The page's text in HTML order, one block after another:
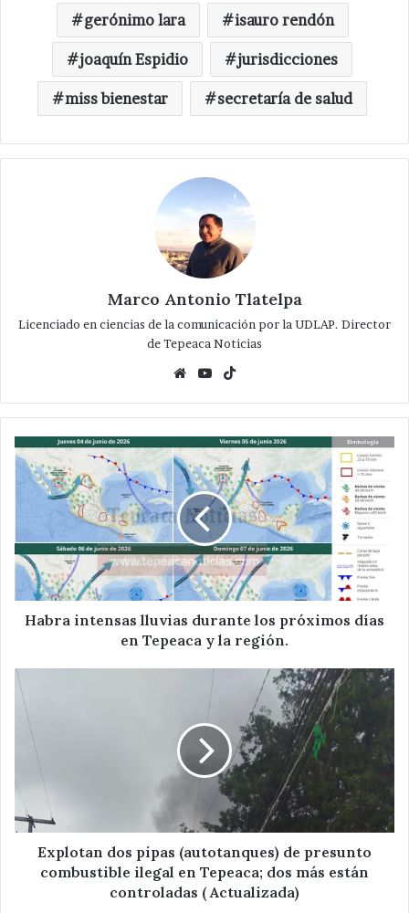
gerónimo lara isauro rendón
joaquín Espidio jurisdicciones
miss bienestar secretaría de salud
Marco Antonio Tlatelpa
Licenciado en ciencias de la comunicación por la UDLAP. Director
de Tepeaca Noticias
WebsiteYouTube
Habra
intensas
lluvias
durante
próximos
días
Tepeaca
Habra intensas lluvias durante los próximos días
en Tepeaca y la región.
Explotan
dos
pipas
(autotanques)
presunto
combustible
ilegal
en
Tepeaca;
Explotan dos pipas (autotanques) de presunto
combustible ilegal en Tepeaca; dos más están
controladas ( Actualizada)